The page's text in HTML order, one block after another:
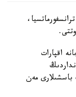
سيفرلىق ترانسفورماتسيا،
اقپارات
باسشىلارى مەن